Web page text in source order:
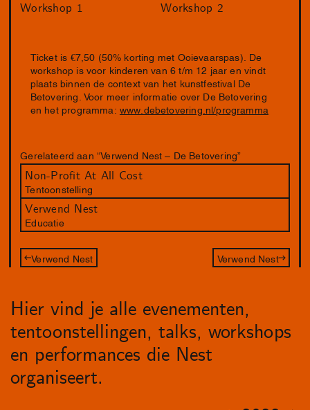
Workshop 1 Workshop 2
Ticket is €7,50 (50% korting met Ooievaarspas). De
workshop is voor kinderen van 6 t/m 12 jaar en vindt
plaats binnen de context van het kunstfestival De
Betovering. Voor meer informatie over De Betovering
en het programma: www.debetovering.nl/programma
Gerelateerd aan “Verwend Nest – De Betovering”
Non-Profit At All Cost
Tentoonstelling
Verwend Nest
Educatie
Verwend Nest Verwend Nest
Hier vind je alle evenementen,
tentoonstellingen, talks, workshops
en performances die Nest
organiseert.